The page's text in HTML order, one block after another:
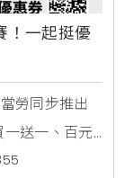
！一起挺優
勞同步推出
一送一、百元
歡樂送更獨